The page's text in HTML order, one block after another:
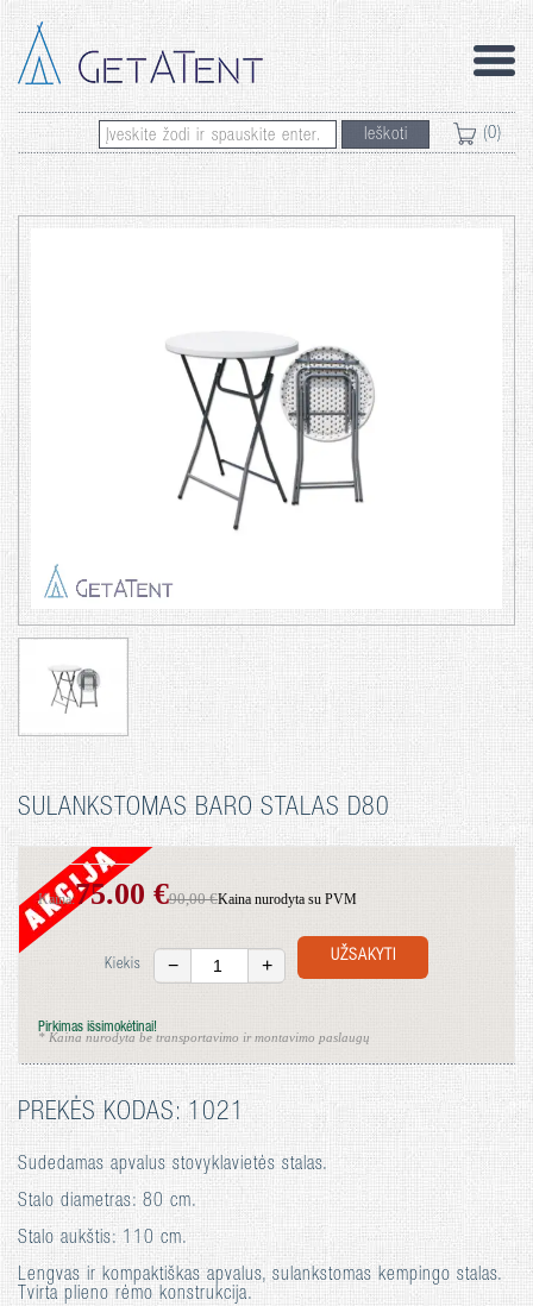
Ieškoti (0)
SULANKSTOMAS BARO STALAS D80
Kaina:75.00 €90,00 €Kaina nurodyta su PVM
* Kaina nurodyta be transportavimo ir montavimo paslaugų
Kiekis − + UŽSAKYTI
Pirkimas išsimokėtinai!
PREKĖS KODAS: 1021
Sudedamas apvalus stovyklavietės stalas.
Stalo diametras: 80 cm.
Stalo aukštis: 110 cm.
Lengvas ir kompaktiškas apvalus, sulankstomas kempingo stalas.
Tvirta plieno rėmo konstrukcija.